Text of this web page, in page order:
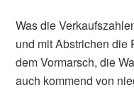
Was die
und mit Abstrichen die
dem Vormarsch, die
auch kommend von